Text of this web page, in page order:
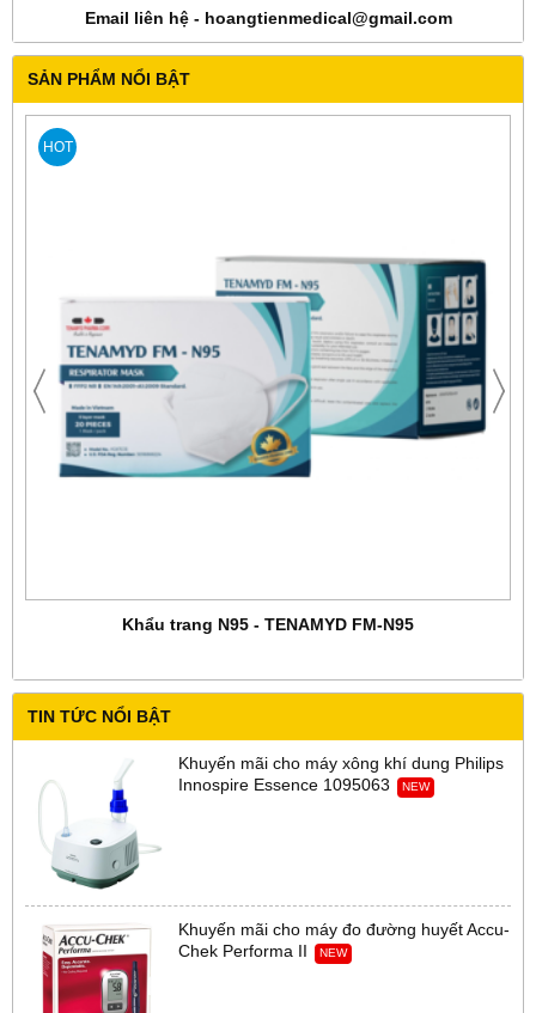
Email liên hệ - hoangtienmedical@gmail.com
SẢN PHẨM NỔI BẬT
HOT
Khẩu trang N95 - TENAMYD FM-N95
TIN TỨC NỔI BẬT
Khuyến mãi cho máy xông khí dung Philips
Innospire Essence 1095063
NEW
Khuyến mãi cho máy đo đường huyết Accu-
Chek Performa II
NEW